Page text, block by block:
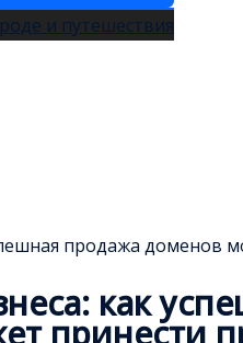
и путешествия
продажа доменов
как
принести